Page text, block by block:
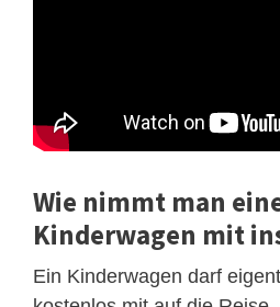
Wie nimmt man
Kinderwagen mit
Ein Kinderwagen darf